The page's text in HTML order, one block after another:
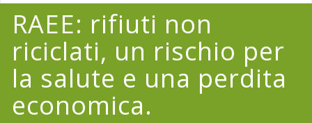
RAEE: rifiuti non
riciclati, un rischio per
la salute e una perdita
economica.